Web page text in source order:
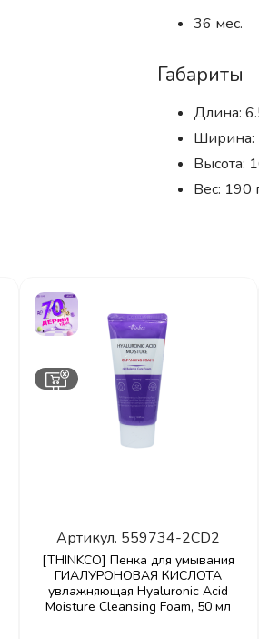
36 мес.
Габариты
Длина:
Ширина:
Высота:
Вес: 190
Артикул. 559734-2CD2
[THINKCO] Пенка для умывания
ГИАЛУРОНОВАЯ КИСЛОТА
увлажняющая Hyaluronic Acid
Moisture Cleansing Foam, 50 мл